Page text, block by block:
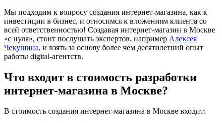
Мы подходим к вопросу создания интернет-магазина, как к
инвестиции в бизнес, и относимся к вложениям клиента со
всей ответственностью! Создавая интернет-магазин в Москве
«с нуля», стоит послушать экспертов, например Алексея
Чекушина, и взять за основу более чем десятилетний опыт
работы digital-агентств.
Что входит в стоимость разработки
интернет-магазина в Москве?
В стоимость создания интернет-магазина в Москве входит: